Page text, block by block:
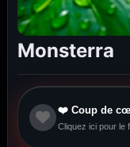
Monsterra
❤️ Coup de
Cliquez ici pour le